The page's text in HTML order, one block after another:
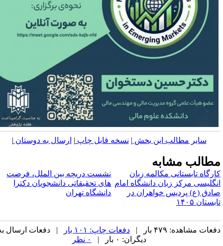
سایر مطالب این بخش | نسخه قابل چاپ| ارسال به دوستان|
مشابه
تابستانی مکالمه زبان
مرکز زبان دانشگاه امام
(ع) پردیس خواهران در
۱۴۰۵
نشست دریچه بین الملل،‌ فرصت
های تحقیقاتی دانشجویان دکترا
دانشگاه تهران
مشاهده: ۴۷۹ بار | دفعات چاپ: ۱۰۱ بار
| دفعات ارسال به
دیگران: ۰ بار |